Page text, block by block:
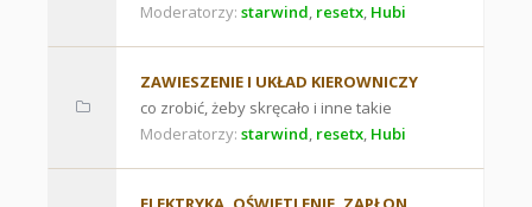
Moderatorzy: starwind, resetx, Hubi
ZAWIESZENIE I UKŁAD KIEROWNICZY
co zrobić, żeby skręcało i inne takie
Moderatorzy: starwind, resetx, Hubi